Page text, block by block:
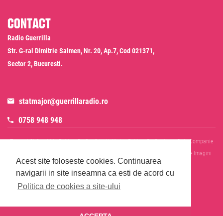
Acest site foloseste cookies. Continuarea
navigarii in site inseamna ca esti de acord cu
Politica de cookies a site-ului
Contact
Radio Guerrilla
Str. G-ral Dimitrie Salmen, Nr. 20, Ap.7, Cod 021371,
Sector 2, Bucuresti.
statmajor@guerrillaradio.ro
0758 948 948
Termeni Si Conditii Politica De Confidentialitate Politica De Cookies
Date Companie
Informare Prelucrare Imagini
Evenimente
Cod Deontologic